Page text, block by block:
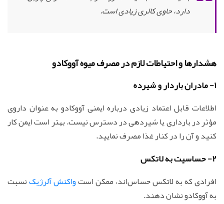
دارد، حاوی کالری زیادی است.
هشدارها و احتیاطات لازم در مصرف میوه آووکادو
1- مادران باردار و شیرده
اطلاعات قابل اعتماد زیادی درباره ایمنی آووکادو به عنوان داروی
مؤثر در بارداری یا شیردهی در دسترس نیست. بهتر است ایمن کار
کنید و آن را در کنار غذا مصرف نمایید.
2- حساسیت به لاتکس
افرادی که به لاتکس حساس‌اند، ممکن استواکنش آلرژیکنسبت
به آووکادو نشان دهند.